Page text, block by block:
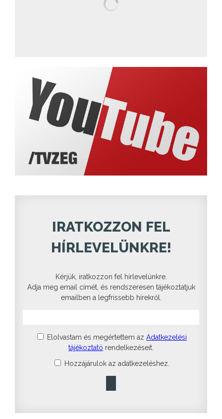
IRATKOZZON FEL
HÍRLEVELÜNKRE!
Kérjük, iratkozzon fel hírlevelünkre.
Adja meg email címét, és rendszeresen tájékoztatjuk
emailben a legfrissebb hírekről.
Elolvastam és megértettem az Adatkezelési
tájékoztató rendelkezéseit.
Hozzájárulok az adatkezeléshez.